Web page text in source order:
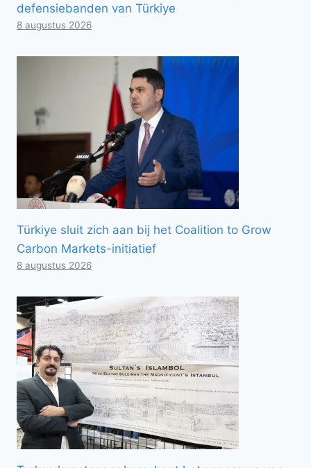
defensiebanden van Türkiye
8 augustus 2026
Türkiye sluit zich aan bij het Coalition to Grow
Carbon Markets-initiatief
8 augustus 2026